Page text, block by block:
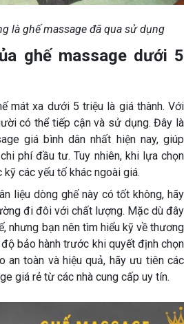
là ghế massage đã qua sử dụng
ghế massage dưới 5
mát xa dưới 5 triệu là giá thành. Với
có thể tiếp cận và sử dụng. Đây là
giá bình dân nhất hiện nay, giúp
phí đầu tư. Tuy nhiên, khi lựa chọn
kỹ các yếu tố khác ngoài giá.
liệu dòng ghế này có tốt không, hãy
đi đôi với chất lượng. Mặc dù đây
nhưng bạn nên tìm hiểu kỹ về thương
bảo hành trước khi quyết định chọn
an toàn và hiệu quả, hãy ưu tiên các
giá rẻ từ các nhà cung cấp uy tín.